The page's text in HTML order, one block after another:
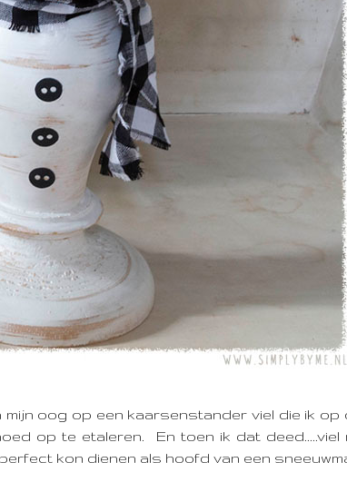
oog op een kaarsenstander viel die ik op
op te etaleren. En toen ik dat
kon dienen als hoofd van een